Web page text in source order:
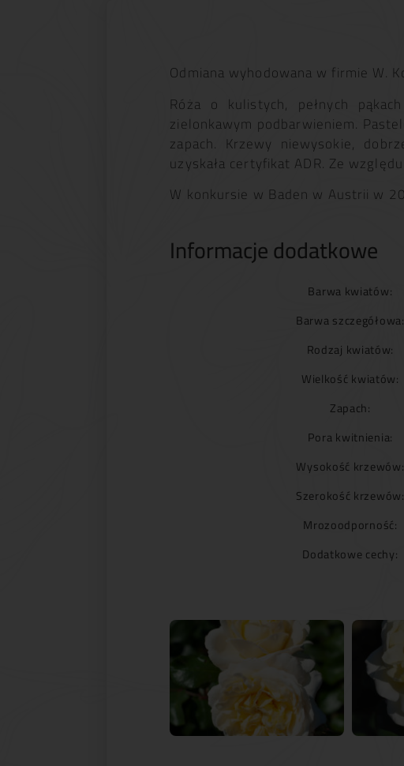
Odmiana wyhodowana w firmie W.
Róża o kulistych, pełnych
zielonkawym podbarwieniem.
zapach. Krzewy niewysokie,
uzyskała certyfikat ADR. Ze
W konkursie w Baden w Austrii w
Informacje dodatkowe
Barwa kwiatów:
Barwa szczegółowa:
Rodzaj kwiatów:
Wielkość kwiatów:
Zapach:
Pora kwitnienia:
Wysokość krzewów:
Szerokość krzewów:
Mrozoodporność:
Dodatkowe cechy: